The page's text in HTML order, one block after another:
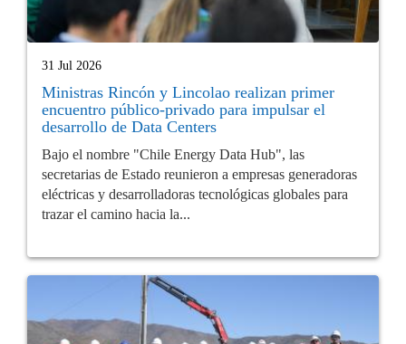
31 Jul 2026
Ministras Rincón y Lincolao realizan primer
encuentro público-privado para impulsar el
desarrollo de Data Centers
Bajo el nombre "Chile Energy Data Hub", las
secretarias de Estado reunieron a empresas generadoras
eléctricas y desarrolladoras tecnológicas globales para
trazar el camino hacia la...